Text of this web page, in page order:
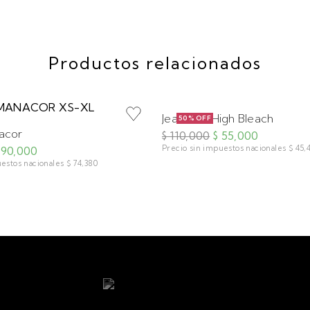
Productos relacionados
nacionales $ 74,380
50% OFF
Jean Slim High Bleach
$ 110,000 $ 55,000
Precio sin impuestos nacionales $